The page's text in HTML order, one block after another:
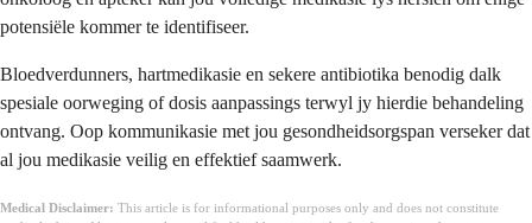
potensiële kommer te identifiseer.
Bloedverdunners, hartmedikasie en sekere antibiotika benodig dalk
spesiale oorweging of dosis aanpassings terwyl jy hierdie behandeling
ontvang. Oop kommunikasie met jou gesondheidsorgspan verseker dat
al jou medikasie veilig en effektief saamwerk.
Medical Disclaimer: This article is for informational purposes only and does not constitute